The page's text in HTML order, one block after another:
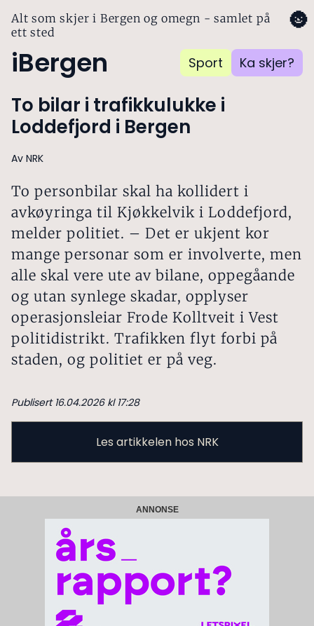
Alt som skjer i Bergen og omegn - samlet på
ett sted
iBergen Sport Ka skjer?
🌚
To bilar i trafikkulukke i
Loddefjord i Bergen
Av NRK
To personbilar skal ha kollidert i
avkøyringa til Kjøkkelvik i Loddefjord,
melder politiet. – Det er ukjent kor
mange personar som er involverte, men
alle skal vere ute av bilane, oppegåande
og utan synlege skadar, opplyser
operasjonsleiar Frode Kolltveit i Vest
politidistrikt. Trafikken flyt forbi på
staden, og politiet er på veg.
Publisert 16.04.2026 kl 17:28
Les artikkelen hos NRK
ANNONSE